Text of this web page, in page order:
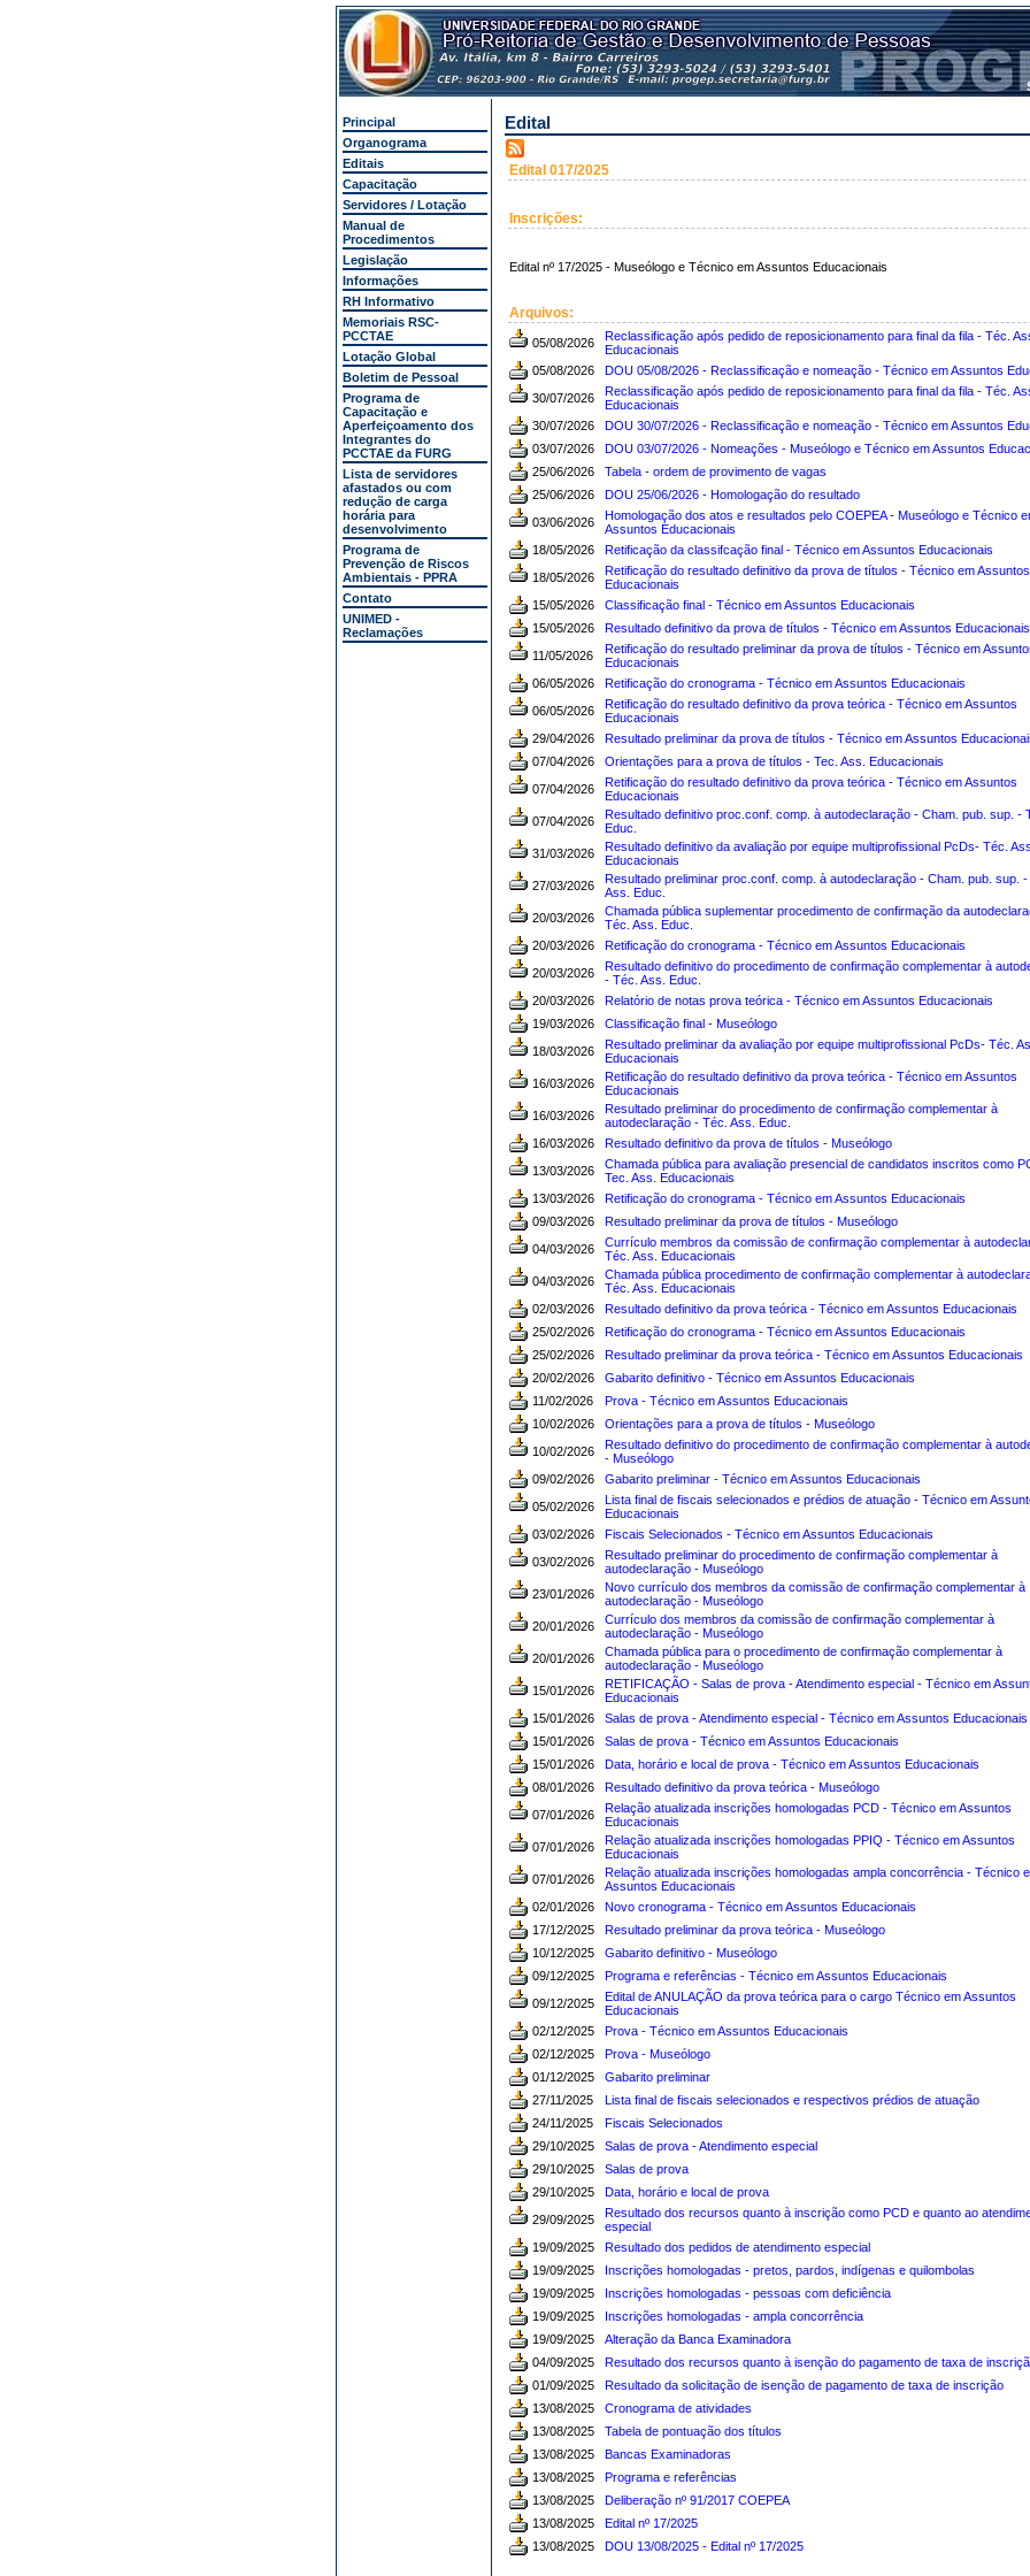
Principal
Organograma
Editais
Capacitação
Servidores / Lotação
Manual de
Procedimentos
Legislação
Informações
RH Informativo
Memoriais RSC-
PCCTAE
Lotação Global
Boletim de Pessoal
Programa de
Capacitação e
Aperfeiçoamento dos
Integrantes do
PCCTAE da FURG
Lista de servidores
afastados ou com
redução de carga
horária para
desenvolvimento
Programa de
Prevenção de Riscos
Ambientais - PPRA
Contato
UNIMED -
Reclamações
Edital
Edital 017/2025
Inscrições:
Edital nº 17/2025 - Museólogo e Técnico em Assuntos Educacionais
Arquivos:
05/08/2026
Reclassificação após pedido de reposicionamento para final da fila - Téc.
Educacionais
05/08/2026
DOU 05/08/2026 - Reclassificação e nomeação - Técnico em Assuntos
30/07/2026
Reclassificação após pedido de reposicionamento para final da fila - Téc.
Educacionais
30/07/2026
DOU 30/07/2026 - Reclassificação e nomeação - Técnico em Assuntos
03/07/2026
DOU 03/07/2026 - Nomeações - Museólogo e Técnico em Assuntos
25/06/2026
Tabela - ordem de provimento de vagas
25/06/2026
DOU 25/06/2026 - Homologação do resultado
03/06/2026
Homologação dos atos e resultados pelo COEPEA - Museólogo e Técnico
Assuntos Educacionais
18/05/2026
Retificação da classifcação final - Técnico em Assuntos Educacionais
18/05/2026
Retificação do resultado definitivo da prova de títulos - Técnico em Assuntos
Educacionais
15/05/2026
Classificação final - Técnico em Assuntos Educacionais
15/05/2026
Resultado definitivo da prova de títulos - Técnico em Assuntos Educacionais
11/05/2026
Retificação do resultado preliminar da prova de títulos - Técnico em
Educacionais
06/05/2026
Retificação do cronograma - Técnico em Assuntos Educacionais
06/05/2026
Retificação do resultado definitivo da prova teórica - Técnico em Assuntos
Educacionais
29/04/2026
Resultado preliminar da prova de títulos - Técnico em Assuntos
07/04/2026
Orientações para a prova de títulos - Tec. Ass. Educacionais
07/04/2026
Retificação do resultado definitivo da prova teórica - Técnico em Assuntos
Educacionais
07/04/2026
Resultado definitivo proc.conf. comp. à autodeclaração - Cham. pub. sup. -
Educ.
31/03/2026
Resultado definitivo da avaliação por equipe multiprofissional PcDs- Téc. Ass.
Educacionais
27/03/2026
Resultado preliminar proc.conf. comp. à autodeclaração - Cham. pub. sup. -
Ass. Educ.
20/03/2026
Chamada pública suplementar procedimento de confirmação da
Téc. Ass. Educ.
20/03/2026
Retificação do cronograma - Técnico em Assuntos Educacionais
20/03/2026
Resultado definitivo do procedimento de confirmação complementar à
- Téc. Ass. Educ.
20/03/2026
Relatório de notas prova teórica - Técnico em Assuntos Educacionais
19/03/2026
Classificação final - Museólogo
18/03/2026
Resultado preliminar da avaliação por equipe multiprofissional PcDs- Téc.
Educacionais
16/03/2026
Retificação do resultado definitivo da prova teórica - Técnico em Assuntos
Educacionais
16/03/2026
Resultado preliminar do procedimento de confirmação complementar à
autodeclaração - Téc. Ass. Educ.
16/03/2026
Resultado definitivo da prova de títulos - Museólogo
13/03/2026
Chamada pública para avaliação presencial de candidatos inscritos como
Tec. Ass. Educacionais
13/03/2026
Retificação do cronograma - Técnico em Assuntos Educacionais
09/03/2026
Resultado preliminar da prova de títulos - Museólogo
04/03/2026
Currículo membros da comissão de confirmação complementar à
Téc. Ass. Educacionais
04/03/2026
Chamada pública procedimento de confirmação complementar à
Téc. Ass. Educacionais
02/03/2026
Resultado definitivo da prova teórica - Técnico em Assuntos Educacionais
25/02/2026
Retificação do cronograma - Técnico em Assuntos Educacionais
25/02/2026
Resultado preliminar da prova teórica - Técnico em Assuntos Educacionais
20/02/2026
Gabarito definitivo - Técnico em Assuntos Educacionais
11/02/2026
Prova - Técnico em Assuntos Educacionais
10/02/2026
Orientações para a prova de títulos - Museólogo
10/02/2026
Resultado definitivo do procedimento de confirmação complementar à
- Museólogo
09/02/2026
Gabarito preliminar - Técnico em Assuntos Educacionais
05/02/2026
Lista final de fiscais selecionados e prédios de atuação - Técnico em
Educacionais
03/02/2026
Fiscais Selecionados - Técnico em Assuntos Educacionais
03/02/2026
Resultado preliminar do procedimento de confirmação complementar à
autodeclaração - Museólogo
23/01/2026
Novo currículo dos membros da comissão de confirmação complementar à
autodeclaração - Museólogo
20/01/2026
Currículo dos membros da comissão de confirmação complementar à
autodeclaração - Museólogo
20/01/2026
Chamada pública para o procedimento de confirmação complementar à
autodeclaração - Museólogo
15/01/2026
RETIFICAÇÃO - Salas de prova - Atendimento especial - Técnico em
Educacionais
15/01/2026
Salas de prova - Atendimento especial - Técnico em Assuntos Educacionais
15/01/2026
Salas de prova - Técnico em Assuntos Educacionais
15/01/2026
Data, horário e local de prova - Técnico em Assuntos Educacionais
08/01/2026
Resultado definitivo da prova teórica - Museólogo
07/01/2026
Relação atualizada inscrições homologadas PCD - Técnico em Assuntos
Educacionais
07/01/2026
Relação atualizada inscrições homologadas PPIQ - Técnico em Assuntos
Educacionais
07/01/2026
Relação atualizada inscrições homologadas ampla concorrência - Técnico
Assuntos Educacionais
02/01/2026
Novo cronograma - Técnico em Assuntos Educacionais
17/12/2025
Resultado preliminar da prova teórica - Museólogo
10/12/2025
Gabarito definitivo - Museólogo
09/12/2025
Programa e referências - Técnico em Assuntos Educacionais
09/12/2025
Edital de ANULAÇÃO da prova teórica para o cargo Técnico em Assuntos
Educacionais
02/12/2025
Prova - Técnico em Assuntos Educacionais
02/12/2025
Prova - Museólogo
01/12/2025
Gabarito preliminar
27/11/2025
Lista final de fiscais selecionados e respectivos prédios de atuação
24/11/2025
Fiscais Selecionados
29/10/2025
Salas de prova - Atendimento especial
29/10/2025
Salas de prova
29/10/2025
Data, horário e local de prova
29/09/2025
Resultado dos recursos quanto à inscrição como PCD e quanto ao
especial
19/09/2025
Resultado dos pedidos de atendimento especial
19/09/2025
Inscrições homologadas - pretos, pardos, indígenas e quilombolas
19/09/2025
Inscrições homologadas - pessoas com deficiência
19/09/2025
Inscrições homologadas - ampla concorrência
19/09/2025
Alteração da Banca Examinadora
04/09/2025
Resultado dos recursos quanto à isenção do pagamento de taxa de
01/09/2025
Resultado da solicitação de isenção de pagamento de taxa de inscrição
13/08/2025
Cronograma de atividades
13/08/2025
Tabela de pontuação dos títulos
13/08/2025
Bancas Examinadoras
13/08/2025
Programa e referências
13/08/2025
Deliberação nº 91/2017 COEPEA
13/08/2025
Edital nº 17/2025
13/08/2025
DOU 13/08/2025 - Edital nº 17/2025